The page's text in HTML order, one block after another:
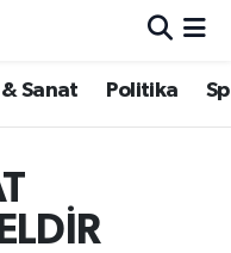
Sanat Politika
Fikstür